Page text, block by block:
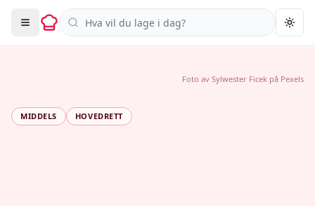
Søk i oppskrifter
MIDDELS HOVEDRETT
Foto av Sylwester Ficek på Pexels